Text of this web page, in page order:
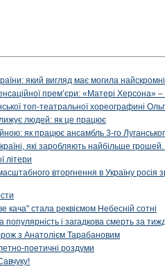
який вигляд має могила
прем’єри: «Матері
топ-театральної хореографині
людей: як це працює
як працює ансамбль 3-го
які заробляють найбільше
літери
вторгнення в Україну росія
кача" стала реквіємом Небесній сотні
популярність і загадкова смерть за
з Анатолієм Тарабановим
поетичні роздуми